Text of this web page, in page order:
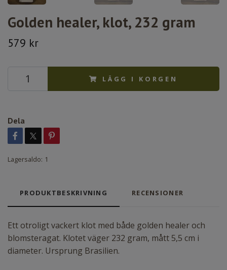
Golden healer, klot, 232 gram
579 kr
LÄGG I KORGEN
Dela
Lagersaldo: 1
PRODUKTBESKRIVNING RECENSIONER
Ett otroligt vackert klot med både golden healer och
blomsteragat. Klotet väger 232 gram, mått 5,5 cm i
diameter. Ursprung Brasilien.